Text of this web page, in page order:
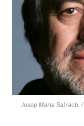
Josep Maria Salrach.